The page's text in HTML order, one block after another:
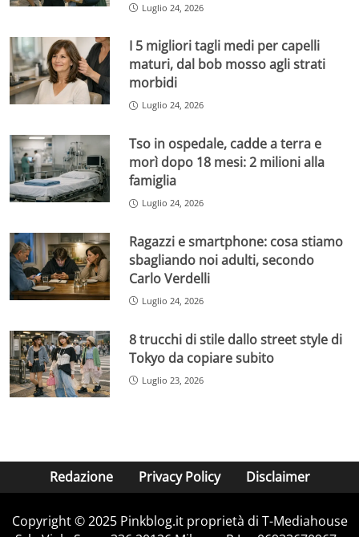
Luglio 24, 2026
I 5 migliori tagli medi per capelli
maturi, dal bob mosso agli strati
morbidi
Luglio 24, 2026
Tso in ospedale, cadde a terra e
morì dopo 18 mesi: 2 milioni alla
famiglia
Luglio 24, 2026
Ragazzi e smartphone: cosa stiamo
sbagliando noi adulti, secondo
Carlo Verdelli
Luglio 24, 2026
8 trucchi di stile dallo street style di
Tokyo da copiare subito
Luglio 23, 2026
Redazione Privacy Policy Disclaimer
Copyright © 2025 Pinkblog.it proprietà di T-Mediahouse